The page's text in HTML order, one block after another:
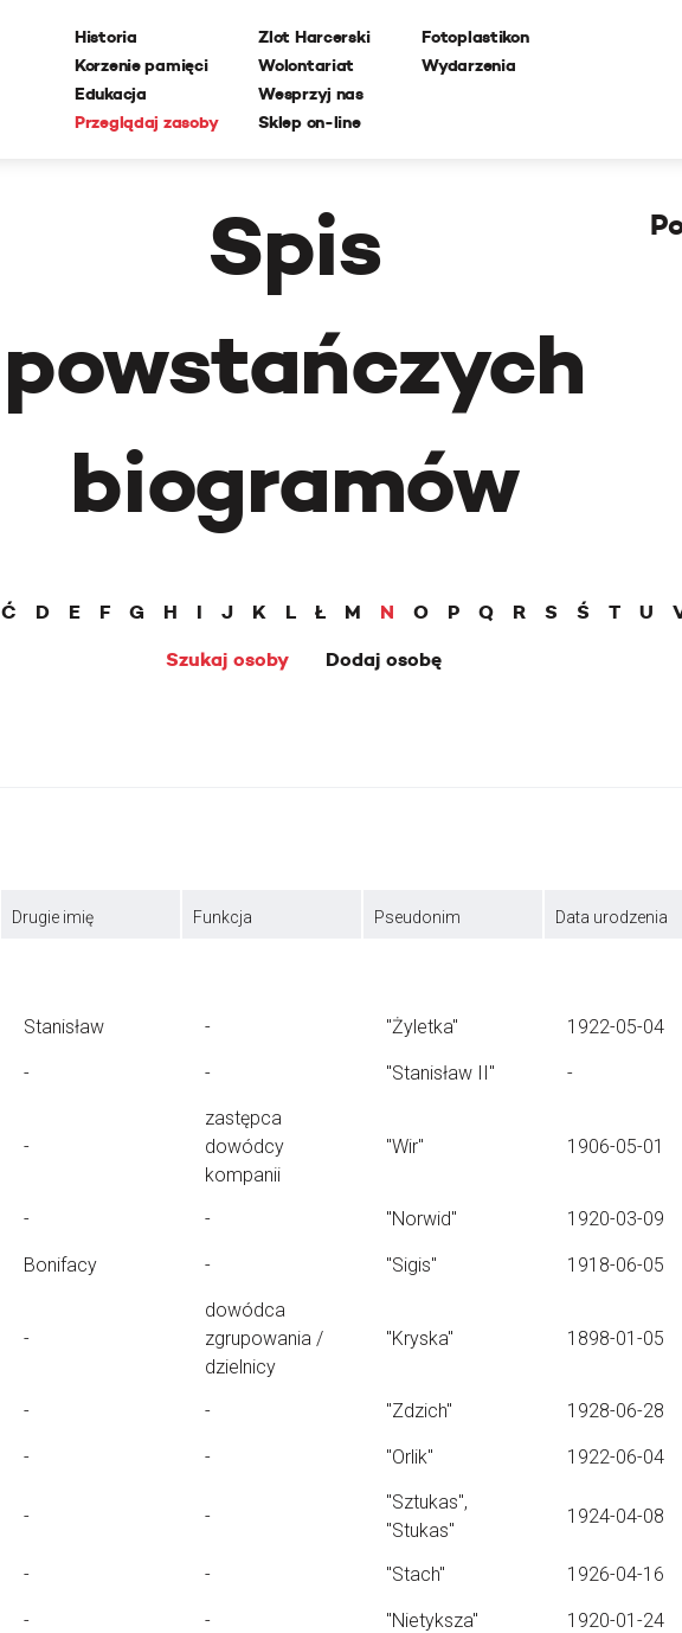
Historia
Korzenie pamięci
Edukacja
Przeglądaj zasoby
Zlot Harcerski
Wolontariat
Wesprzyj nas
Sklep on-line
Fotoplastikon
Wydarzenia
Spis
powstańczych
biogramów
Ć D E F G H I J K L Ł M N O P Q R S Ś T U
Szukaj osoby
Dodaj osobę
Drugie imię Funkcja Pseudonim Data urodzenia
Stanisław - "Żyletka" 1922-05-04
- - "Stanisław II" -
-
zastępca
dowódcy
kompanii
"Wir" 1906-05-01
- - "Norwid" 1920-03-09
Bonifacy - "Sigis" 1918-06-05
-
dowódca
zgrupowania /
dzielnicy
"Kryska" 1898-01-05
- - "Zdzich" 1928-06-28
- - "Orlik" 1922-06-04
- -
"Sztukas",
"Stukas"
1924-04-08
- - "Stach" 1926-04-16
- - "Nietyksza" 1920-01-24